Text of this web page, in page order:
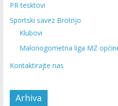
PR tesktovi
Sportski savez Brotnjo
Klubovi
Malonogometna liga MZ
Kontaktirajte nas
Arhiva